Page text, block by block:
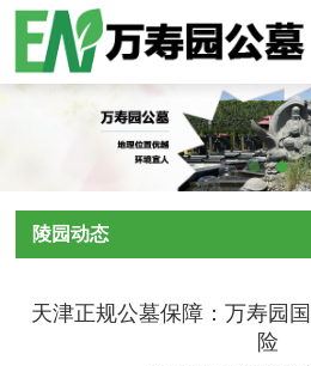
陵园动态
天津正规公墓保障：万寿园
险